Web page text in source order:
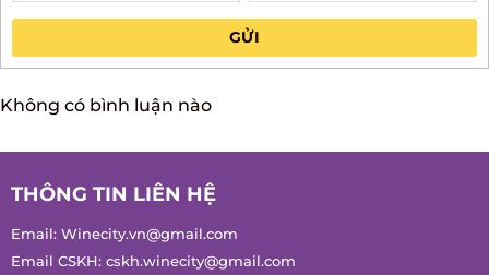
GỬI
THÔNG TIN LIÊN HỆ
Email:Winecity.vn@gmail.com